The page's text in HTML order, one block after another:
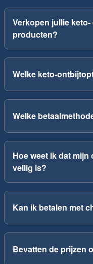
Verkopen jullie
producten?
Welke keto-
Welke
Hoe weet ik dat
veilig is?
Kan ik betalen met
Bevatten de prijzen